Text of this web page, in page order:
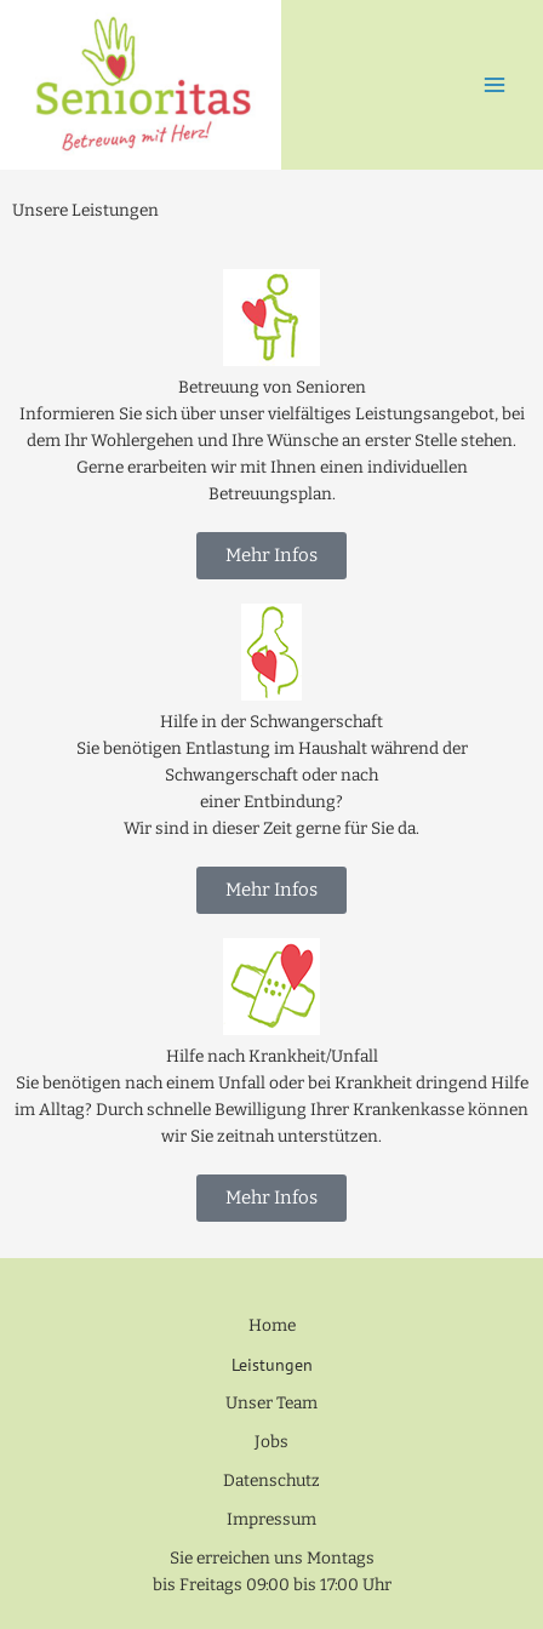
Unsere Leistungen
Betreuung von Senioren
Informieren Sie sich über unser vielfältiges Leistungsangebot, bei
dem Ihr Wohlergehen und Ihre Wünsche an erster Stelle stehen.
Gerne erarbeiten wir mit Ihnen einen individuellen
Betreuungsplan.
Mehr Infos
Hilfe in der Schwangerschaft
Sie benötigen Entlastung im Haushalt während der
Schwangerschaft oder nach
einer Entbindung?
Wir sind in dieser Zeit gerne für Sie da.
Mehr Infos
Hilfe nach Krankheit/Unfall
Sie benötigen nach einem Unfall oder bei Krankheit dringend Hilfe
im Alltag? Durch schnelle Bewilligung Ihrer Krankenkasse können
wir Sie zeitnah unterstützen.
Mehr Infos
Home
Leistungen
Unser Team
Jobs
Datenschutz
Impressum
Sie erreichen uns Montags
bis Freitags 09:00 bis 17:00 Uhr